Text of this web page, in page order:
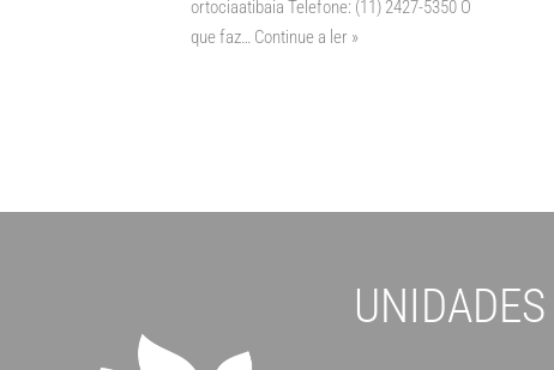
ortociaatibaia Telefone: (11) 2427-5350 O
que faz… Continue a ler »
UNIDADES